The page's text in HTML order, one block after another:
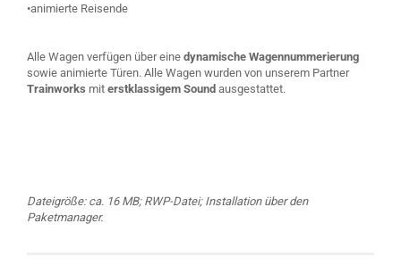
•animierte Reisende
Alle Wagen verfügen über eine dynamische Wagennummerierung
sowie animierte Türen. Alle Wagen wurden von unserem Partner
Trainworks mit erstklassigem Sound ausgestattet.
Dateigröße: ca. 16 MB; RWP-Datei; Installation über den
Paketmanager.